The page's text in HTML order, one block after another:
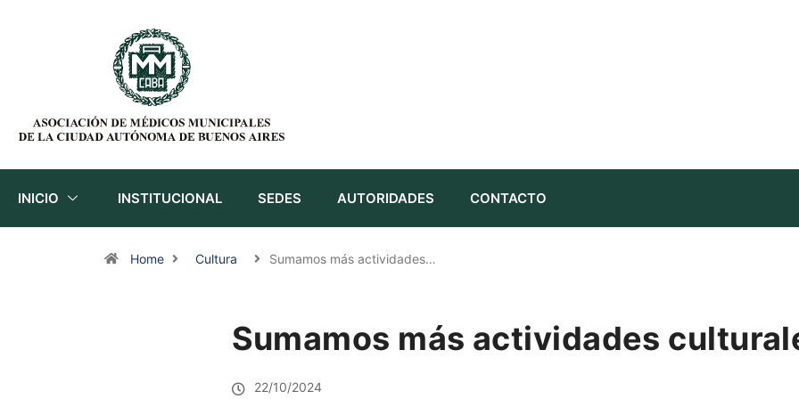
INICIO INSTITUCIONAL SEDES AUTORIDADES CONTACTO
Home Cultura Sumamos más actividades…
Sumamos más actividades
22/10/2024